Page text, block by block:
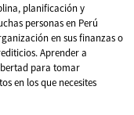
planificación y
personas en Perú
en sus finanzas o
Aprender a
para tomar
en los que necesites